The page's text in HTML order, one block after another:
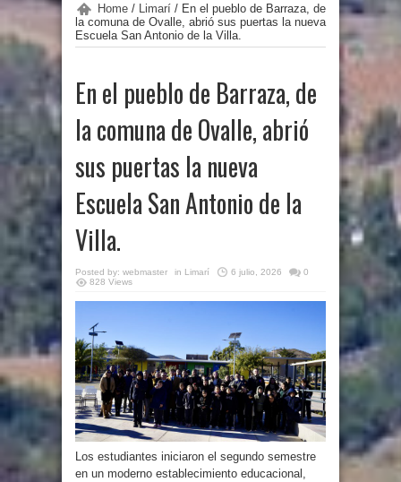
Home / Limarí / En el pueblo de Barraza, de
la comuna de Ovalle, abrió sus puertas la nueva
Escuela San Antonio de la Villa.
En el pueblo de Barraza, de
la comuna de Ovalle, abrió
sus puertas la nueva
Escuela San Antonio de la
Villa.
Posted by: webmaster in Limarí 6 julio, 2026
0
828 Views
Los estudiantes iniciaron el segundo semestre
en un moderno establecimiento educacional,